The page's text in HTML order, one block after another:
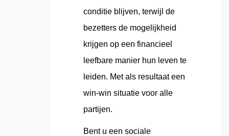
conditie blijven, terwijl de
bezetters de mogelijkheid
krijgen op een financieel
leefbare manier hun leven te
leiden. Met als resultaat een
win-win situatie voor alle
partijen.
Bent u een sociale